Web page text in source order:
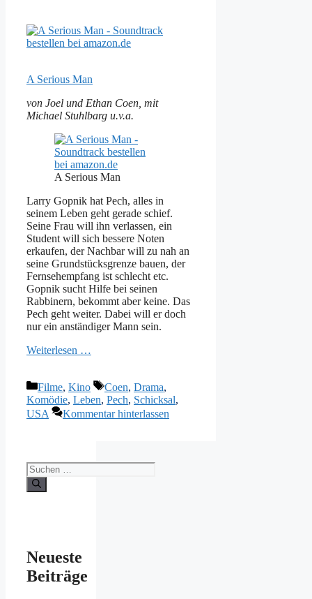
A Serious Man
von Joel und Ethan Coen, mit
Michael Stuhlbarg u.v.a.
A Serious Man
Larry Gopnik hat Pech, alles in
seinem Leben geht gerade schief.
Seine Frau will ihn verlassen, ein
Student will sich bessere Noten
erkaufen, der Nachbar will zu nah an
seine Grundstücksgrenze bauen, der
Fernsehempfang ist schlecht etc.
Gopnik sucht Hilfe bei seinen
Rabbinern, bekommt aber keine. Das
Pech geht weiter. Dabei will er doch
nur ein anständiger Mann sein.
Weiterlesen …
Kategorien
Filme, Kino Schlagwörter
Coen, Drama,
Komödie, Leben, Pech, Schicksal,
USA
Kommentar hinterlassen
Suchen
nach:
Neueste
Beiträge